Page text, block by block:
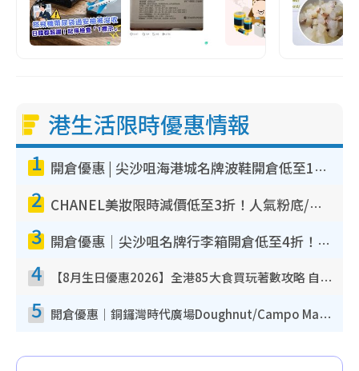
港生活限時優惠情報
1 開倉優惠 | 尖沙咀海港城名牌波鞋開倉低至1折！On鞋$899起／Joy&Peace鞋履$98起
2 CHANEL美妝限時減價低至3折！人氣粉底/唇膏/精華液低至$275！COCO香水都有平
3 開倉優惠｜尖沙咀名牌行李箱開倉低至4折！一連5日 American Tourister/ace./Hallmark $200起！
4 【8月生日優惠2026】全港85大食買玩著數攻略 自助餐/火鍋放題同行免費＋誠品/DONKI送現金券
5 開倉優惠｜銅鑼灣時代廣場Doughnut/Campo Marzio開倉低至1折！背囊、書包、手袋劈價$200起